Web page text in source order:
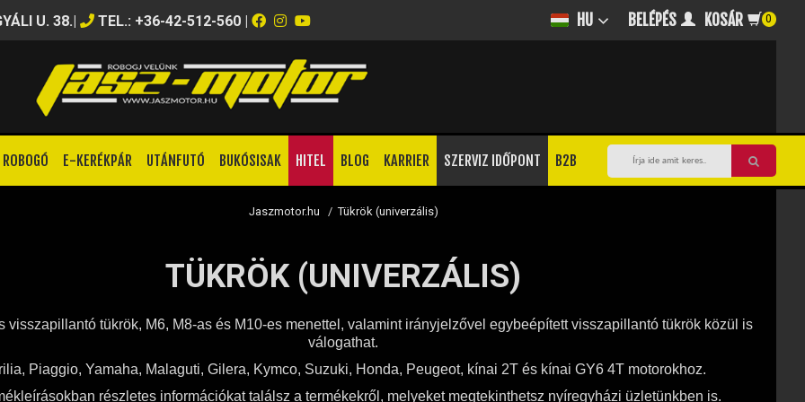
U. 38.| TEL.: +36-42-512-560 | HU BELÉPÉS KOSÁR 0
ROBOGÓ E-KERÉKPÁR UTÁNFUTÓ BUKÓSISAK HITEL BLOG KARRIER SZERVIZ IDŐPONT B2B
Jaszmotor.hu /Tükrök (univerzális)
TÜKRÖK (UNIVERZÁLIS)
visszapillantó tükrök, M6, M8-as és M10-es menettel, valamint irányjelzővel egybeépített visszapillantó tükrök közül is
válogathat.
Piaggio, Yamaha, Malaguti, Gilera, Kymco, Suzuki, Honda, Peugeot, kínai 2T és kínai GY6 4T motorokhoz.
részletes információkat találsz a termékekről, melyeket megtekinthetsz nyíregyházi üzletünkben is.